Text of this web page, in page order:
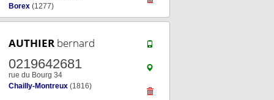
Borex (1277)
AUTHIER bernard
0219642681
rue du Bourg 34
Chailly-Montreux (1816)